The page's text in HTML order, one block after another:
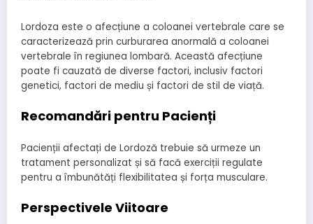
Lordoza este o afecțiune a coloanei vertebrale care se
caracterizează prin curburarea anormală a coloanei
vertebrale în regiunea lombară. Această afecțiune
poate fi cauzată de diverse factori, inclusiv factori
genetici, factori de mediu și factori de stil de viață.
Recomandări pentru Pacienți
Pacienții afectați de Lordoză trebuie să urmeze un
tratament personalizat și să facă exerciții regulate
pentru a îmbunătăți flexibilitatea și forța musculare.
Perspectivele Viitoare